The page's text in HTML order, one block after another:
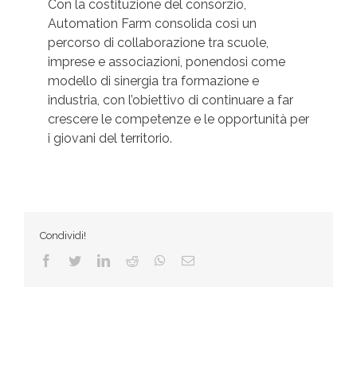
Con la costituzione del consorzio,
Automation Farm consolida così un
percorso di collaborazione tra scuole,
imprese e associazioni, ponendosi come
modello di sinergia tra formazione e
industria, con l’obiettivo di continuare a far
crescere le competenze e le opportunità per
i giovani del territorio.
Condividi!
Facebook
TwitterLinkedIn
Reddit WhatsApp
Email